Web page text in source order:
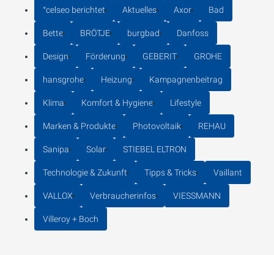
°celseo berichtet Aktuelles Axor Bad
Bette BRÖTJE burgbad Danfoss
Design Förderung GEBERIT GROHE
hansgrohe Heizung Kampagnenbeitrag
Klima Komfort & Hygiene Lifestyle
Marken & Produkte Photovoltaik REHAU
Sanipa Solar STIEBEL ELTRON
Technologie & Zukunft Tipps & Tricks Vaillant
VALLOX Verbraucherinfos VIESSMANN
Villeroy + Boch